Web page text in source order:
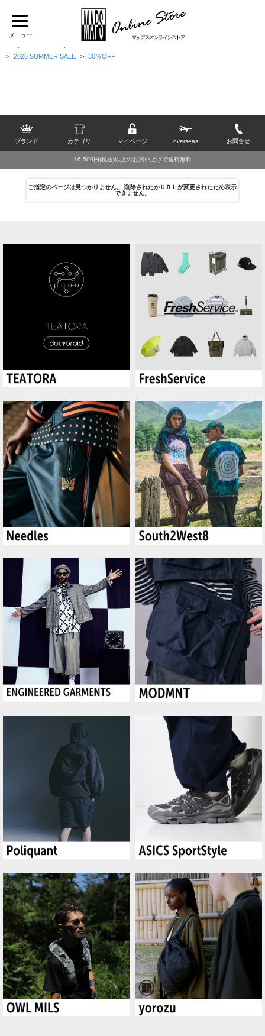
[M] > > トップス > シャツ(半袖)
トップス シャツ(半袖)
> 2026 SUMMER SALE > 30％OFF
ブランド カテゴリ マイページ overseas お問合せ
16,500円(税込)以上のお買い上げで送料無料
ご指定のページは見つかりません。 削除されたかＵＲＬが変更されたため表示
できません。